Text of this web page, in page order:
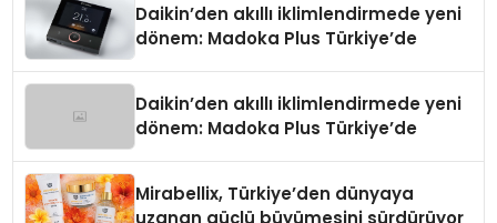
Daikin’den akıllı iklimlendirmede yeni
dönem: Madoka Plus Türkiye’de
Daikin’den akıllı iklimlendirmede yeni
dönem: Madoka Plus Türkiye’de
Mirabellix, Türkiye’den dünyaya
uzanan güçlü büyümesini sürdürüyor